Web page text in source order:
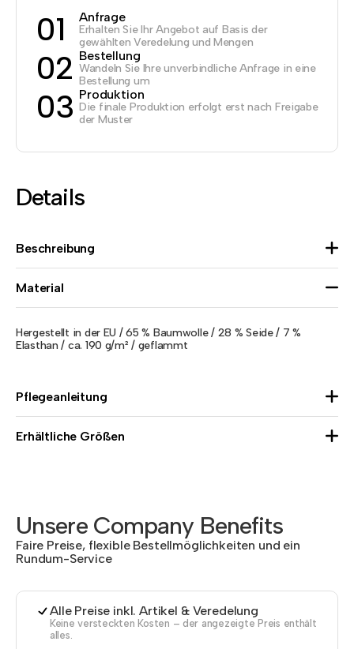
01 Anfrage
Erhalten Sie Ihr Angebot auf Basis der
gewählten Veredelung und Mengen
02 Bestellung
Wandeln Sie Ihre unverbindliche Anfrage in eine
Bestellung um
03 Produktion
Die finale Produktion erfolgt erst nach Freigabe
der Muster
Details
Beschreibung
Material
Hergestellt in der EU / 65 % Baumwolle / 28 % Seide / 7 %
Elasthan / ca. 190 g/m² / geflammt
Pflegeanleitung
Erhältliche Größen
Unsere Company Benefits
Faire Preise, flexible Bestellmöglichkeiten und ein
Rundum-Service
Alle Preise inkl. Artikel & Veredelung
Keine versteckten Kosten – der angezeigte Preis enthält
alles.